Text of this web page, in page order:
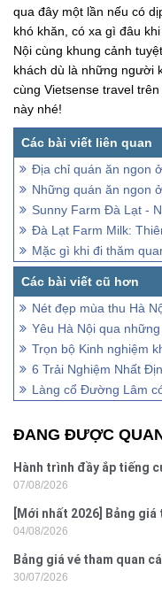
qua đây một lần nếu có
khó khăn, có xa gì đâu
Nội cùng khung cảnh
khách dù là những người
cùng Vietsense travel
này nhé!
Địa chỉ quán ăn ngon
Những quán ăn ngon ở
Sunny Farm Đà Lạt -
Đà Lạt Farm Milk: Thiên
Mặc gì khi đi thăm quan Tây
Nét đẹp mùa thu Hà Nội thôi thúc
Yêu Hà Nội qua những trang
Trọn bộ Kinh nghiệm khám
6 Trải Nghiệm Nhất
Làng cổ Đường Lâm
ĐANG ĐƯỢC
Hành trình đầy ắp tiếng
07/08/2026
[Mới nhất 2026] Bảng
04/08/2026
Bảng giá vé tham quan
2026
30/07/2026